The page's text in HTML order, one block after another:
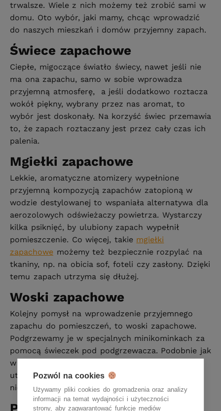
trwalsze. Wiele z nich możemy też zrobić sami w
domu. Oto wybór, jaki mamy, chcąc wprowadzić
do naszych mieszkań i domów przyjemny zapach.
Świece zapachowe
Ciepłe, migoczące światło świecy, nawet jeśli nie
ma ona zapachu, samo w sobie wprowadza
przyjemną atmosferę, a jeśli dodatkowo roztacza
wokół piękny, wybrany przez nas aromat, to
wybór jest doskonały. Na korzyść świec przemawia
to, że zapach roztaczany jest przez cały czas ich
palenia.
Mgiełki zapachowe
Lekkie, aromatyczne atomizery wypełnione
przyjemną kompozycją zapachów zatopioną w
wodzie destylowanej to wspaniała alternatywa dla
aerozolowych odświeżaczy powietrza. Wystarczy
kilka psiknięć, by ulubiony zapach wypełnił
pomieszczenie. Co więcej, takie mgiełki
zapachowe możemy też bezpiecznie rozpylać na
tkaniny, np. na obicia sof, foteli czy zasłony. Dzięki
temu zapach utrzyma się dłużej.
Woski zapachowe
Kolejny pomysł na wprowadzenie przyjemnego
zapachu do pomieszczeń, to woski zapachowe.
Podgrzewamy je w specjalnych minikominkach za
pomocą świeczek pod podgrzewacza. Podobnie jak
w przypadku świec, zapach wosków będzie się
utrzymywał przez cały czas, dopóki świeczka się
nie wypali.
Potpourri
Pozwól na cookies
Używamy pliki cookies do gromadzenia oraz analizy
informacji na temat wydajności i użyteczności
strony, aby zagwarantować funkcje mediów